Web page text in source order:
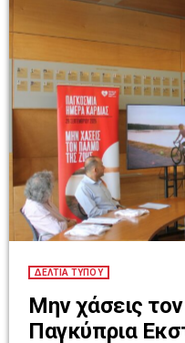
επόμενα χρόνια. Η
ΔΕΛΤΙΑ ΤΥΠΟΥ
Μην χάσεις
Παγκύπρια